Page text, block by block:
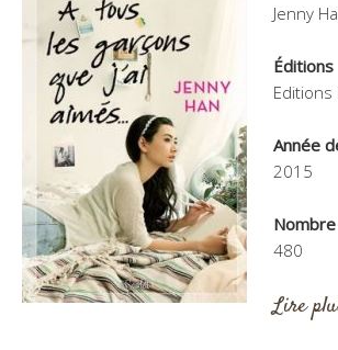
Jenny
Éditions
Editions
Année
2015
480
Lire